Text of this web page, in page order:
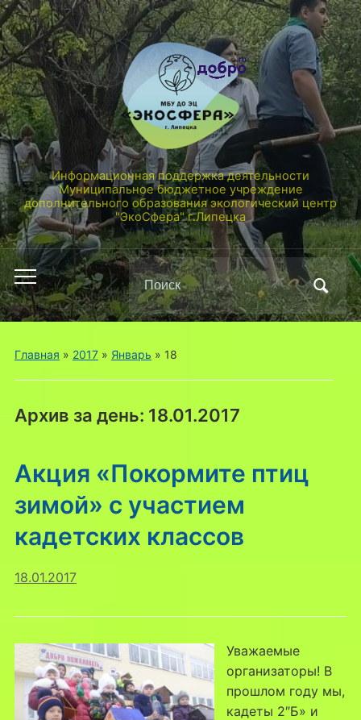
Информационная поддержка деятельности
Муниципальное бюджетное учреждение
дополнительного образования экологический центр
"ЭкоСфера" г.Липецка
Переключить
мобильное
меню
Поиск
по:
Главная » 2017» Январь » 18
Архив за день: 18.01.2017
Акция «Покормите птиц
зимой» с участием
кадетских классов
18.01.2017
Уважаемые
организаторы! В
прошлом году мы,
кадеты 2″Б» и